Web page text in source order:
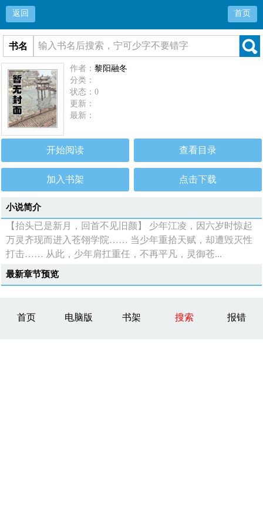
返回 首页
书名
作者：黎阳融冬
分类：
状态：0
更新：
最新：
开始阅读 查看目录
加入书架 点击下载
小说简介
【抬头已是新月，回首不见旧颜】 少年江凌，因六岁时惊起
万灵齐现而进入苍翎学院…… 当少年重拾天赋，却遭毁灭性
打击…… 从此，少年肩扛重任，不再平凡，灵御苍...
最新章节预览
首页 电脑版 书架 搜索 报错